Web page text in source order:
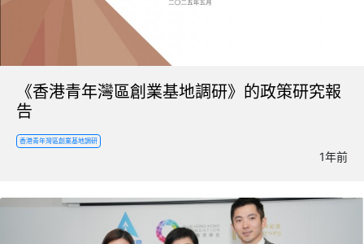
《香港青年灣區創業基地調研》的政策研究報
告
香港青年灣區創業基地調研
1年前